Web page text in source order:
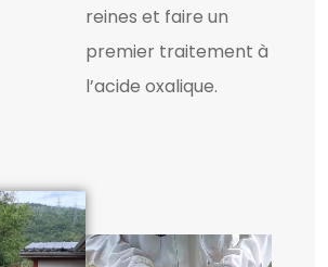
reines et faire un
premier traitement à
l’acide oxalique.